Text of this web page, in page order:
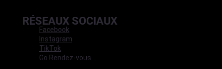
RÉSEAUX SOCIAUX
Facebook
Instagram
TikTok
Go Rendez-vous